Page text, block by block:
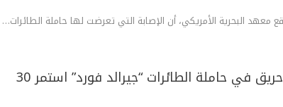
البحرية الأمريكي، أن الإصابة التي تعرضت لها حاملة الطائرات…
نيويورك تايمز: حريق في حاملة الطائرات “جيرالد فورد” استمر 30